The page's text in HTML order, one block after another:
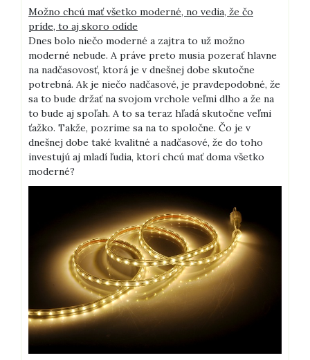
Možno chcú mať všetko moderné, no vedia, že čo
príde, to aj skoro odíde
Dnes bolo niečo moderné a zajtra to už možno
moderné nebude. A práve preto musia pozerať hlavne
na nadčasovosť, ktorá je v dnešnej dobe skutočne
potrebná. Ak je niečo nadčasové, je pravdepodobné, že
sa to bude držať na svojom vrchole veľmi dlho a že na
to bude aj spoľah. A to sa teraz hľadá skutočne veľmi
ťažko. Takže, pozrime sa na to spoločne. Čo je v
dnešnej dobe také kvalitné a nadčasové, že do toho
investujú aj mladí ľudia, ktorí chcú mať doma všetko
moderné?